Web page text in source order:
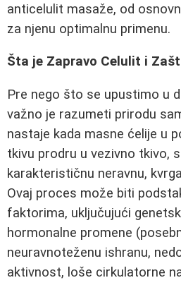
anticelulit masaže, od
za njenu optimalnu primenu.
Šta je Zapravo Celulit i
Pre nego što se upustimo u
važno je razumeti prirodu
nastaje kada masne ćelije u
tkivu prodru u vezivno tkivo,
karakterističnu neravnu,
Ovaj proces može biti
faktorima, uključujući
hormonalne promene
neuravnoteženu ishranu,
aktivnost, loše cirkulatorne